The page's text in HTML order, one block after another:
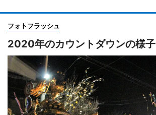
フォトフラッシュ
2020年のカウントダウンの様子